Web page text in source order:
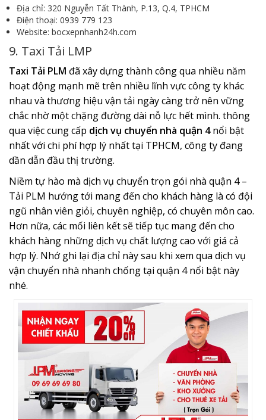
Địa chỉ: 320 Nguyễn Tất Thành, P.13, Q.4, TPHCM
Điện thoại: 0939 779 123
Website: bocxepnhanh24h.com
9. Taxi Tải LMP
Taxi Tải PLM đã xây dựng thành công qua nhiều năm
hoạt động mạnh mẽ trên nhiều lĩnh vực công ty khác
nhau và thương hiệu vận tải ngày càng trở nên vững
chắc nhờ một chặng đường dài nỗ lực hết mình. thông
qua việc cung cấp dịch vụ chuyển nhà quận 4nổi bật
nhất với chi phí hợp lý nhất tại TPHCM, công ty đang
dần dẫn đầu thị trường.
Niềm tự hào mà dịch vụ chuyển trọn gói nhà quận 4 –
Tải PLM hướng tới mang đến cho khách hàng là có đội
ngũ nhân viên giỏi, chuyên nghiệp, có chuyên môn cao.
Hơn nữa, các mối liên kết sẽ tiếp tục mang đến cho
khách hàng những dịch vụ chất lượng cao với giá cả
hợp lý. Nhớ ghi lại địa chỉ này sau khi xem qua dịch vụ
vận chuyển nhà nhanh chống tại quận 4 nổi bật này
nhé.